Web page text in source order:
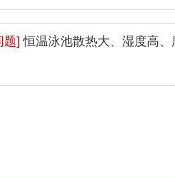
题]恒温泳池散热大、湿度高